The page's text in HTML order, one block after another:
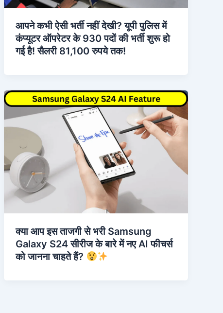
आपने कभी ऐसी भर्ती नहीं देखी? यूपी पुलिस में
कंप्यूटर ऑपरेटर के 930 पदों की भर्ती शुरू हो
गई है! सैलरी 81,100 रुपये तक!
क्या आप इस ताजगी से भरी Samsung
Galaxy S24 सीरीज के बारे में नए AI फीचर्स
को जानना चाहते हैं?